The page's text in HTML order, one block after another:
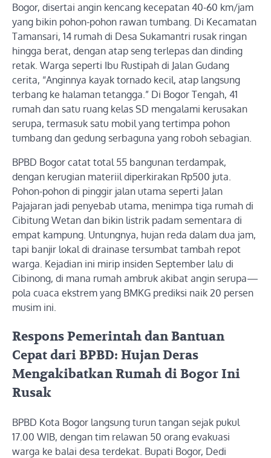
Bogor, disertai angin kencang kecepatan 40-60 km/jam
yang bikin pohon-pohon rawan tumbang. Di Kecamatan
Tamansari, 14 rumah di Desa Sukamantri rusak ringan
hingga berat, dengan atap seng terlepas dan dinding
retak. Warga seperti Ibu Rustipah di Jalan Gudang
cerita, “Anginnya kayak tornado kecil, atap langsung
terbang ke halaman tetangga.” Di Bogor Tengah, 41
rumah dan satu ruang kelas SD mengalami kerusakan
serupa, termasuk satu mobil yang tertimpa pohon
tumbang dan gedung serbaguna yang roboh sebagian.
BPBD Bogor catat total 55 bangunan terdampak,
dengan kerugian materiil diperkirakan Rp500 juta.
Pohon-pohon di pinggir jalan utama seperti Jalan
Pajajaran jadi penyebab utama, menimpa tiga rumah di
Cibitung Wetan dan bikin listrik padam sementara di
empat kampung. Untungnya, hujan reda dalam dua jam,
tapi banjir lokal di drainase tersumbat tambah repot
warga. Kejadian ini mirip insiden September lalu di
Cibinong, di mana rumah ambruk akibat angin serupa—
pola cuaca ekstrem yang BMKG prediksi naik 20 persen
musim ini.
Respons Pemerintah dan Bantuan
Cepat dari BPBD: Hujan Deras
Mengakibatkan Rumah di Bogor Ini
Rusak
BPBD Kota Bogor langsung turun tangan sejak pukul
17.00 WIB, dengan tim relawan 50 orang evakuasi
warga ke balai desa terdekat. Bupati Bogor, Dedi